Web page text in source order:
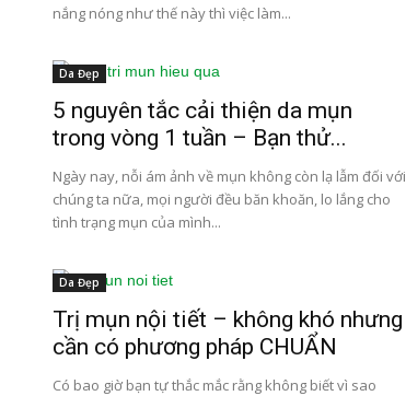
nắng nóng như thế này thì việc làm...
Da Đẹp
5 nguyên tắc cải thiện da mụn
trong vòng 1 tuần – Bạn thử...
Ngày nay, nỗi ám ảnh về mụn không còn lạ lẫm đối với
chúng ta nữa, mọi người đều băn khoăn, lo lắng cho
tình trạng mụn của mình...
Da Đẹp
Trị mụn nội tiết – không khó nhưng
cần có phương pháp CHUẨN
Có bao giờ bạn tự thắc mắc rằng không biết vì sao